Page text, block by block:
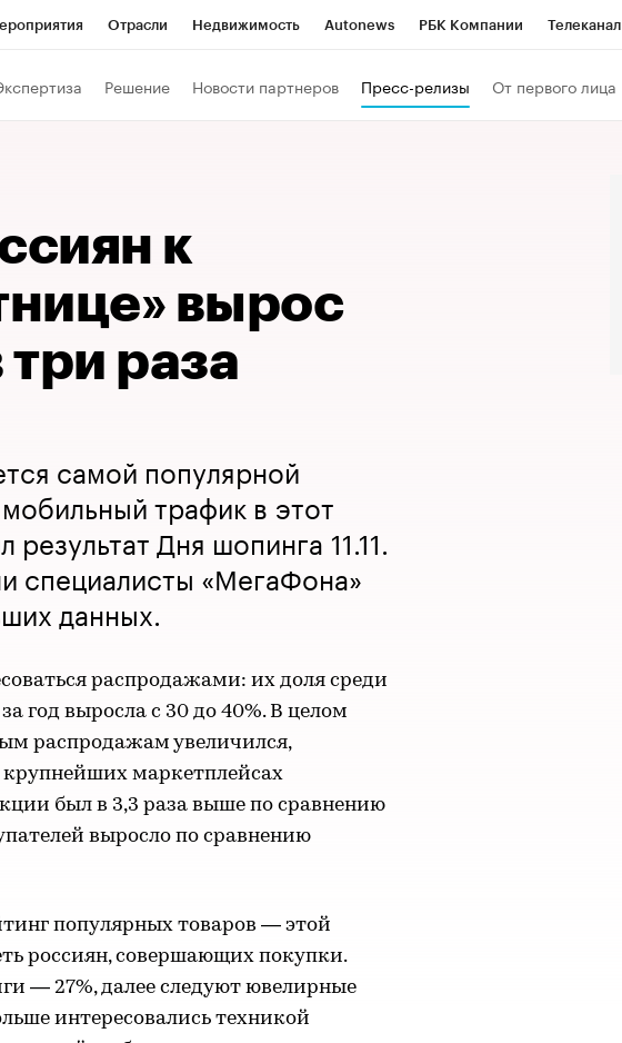
Отрасли Недвижимость Autonews РБК Компании Телеканал
Решение Новости партнеров Пресс-релизы От первого лица
к
вырос
раза
самой популярной
трафик в этот
Дня шопинга 11.11.
специалисты «МегаФона»
данных.
распродажами: их доля среди
год выросла с 30 до 40%. В целом
распродажам увеличился,
маркетплейсах
был в 3,3 раза выше по сравнению
выросло по сравнению
популярных товаров — этой
россиян, совершающих покупки.
— 27%, далее следуют ювелирные
интересовались техникой